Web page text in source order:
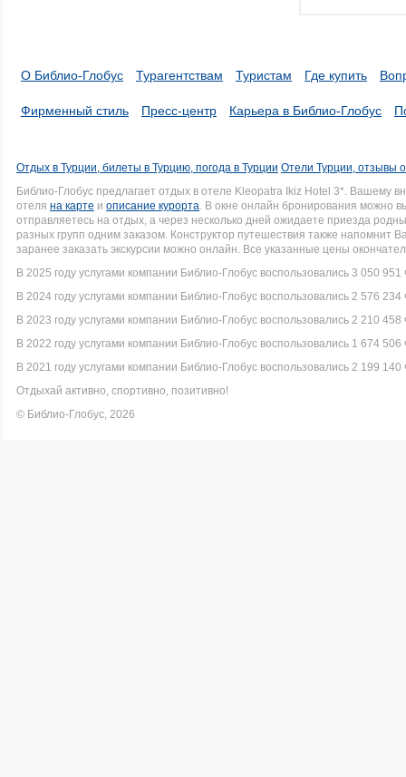
О Библио-Глобус Турагентствам Туристам Где купить
Фирменный стиль Пресс-центр Карьера в Библио-Глобус
Отдых в Турции, билеты в Турцию, погода в Турции Отели Турции, отзывы
Библио-Глобус предлагает отдых в отеле Kleopatra Ikiz Hotel 3*.
отеля на карте и описание курорта. В окне онлайн бронирования можно
отправляетесь на отдых, а через несколько дней ожидаете приезда
разных групп одним заказом. Конструктор путешествия также
заранее заказать экскурсии можно онлайн. Все указанные цены
В 2025 году услугами компании Библио-Глобус воспользовались 3 050 951
В 2024 году услугами компании Библио-Глобус воспользовались 2 576 234
В 2023 году услугами компании Библио-Глобус воспользовались 2 210 458
В 2022 году услугами компании Библио-Глобус воспользовались 1 674 506
В 2021 году услугами компании Библио-Глобус воспользовались 2 199 140
Отдыхай активно, спортивно, позитивно!
© Библио-Глобус, 2026